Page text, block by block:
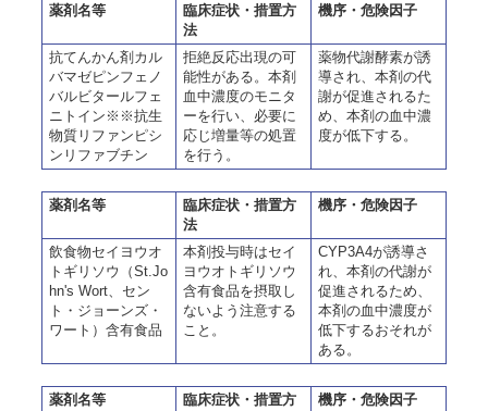
薬剤名等
臨床症状・措置方
法
機序・危険因子
抗てんかん剤カル
バマゼピンフェノ
バルビタールフェ
ニトイン※※抗生
物質リファンピシ
ンリファブチン
拒絶反応出現の可
能性がある。本剤
血中濃度のモニタ
ーを行い、必要に
応じ増量等の処置
を行う。
薬物代謝酵素が誘
導され、本剤の代
謝が促進されるた
め、本剤の血中濃
度が低下する。
薬剤名等
臨床症状・措置方
法
機序・危険因子
飲食物セイヨウオ
トギリソウ（St.Jo
hn's Wort、セン
ト・ジョーンズ・
ワート）含有食品
本剤投与時はセイ
ヨウオトギリソウ
含有食品を摂取し
ないよう注意する
こと。
CYP3A4が誘導さ
れ、本剤の代謝が
促進されるため、
本剤の血中濃度が
低下するおそれが
ある。
薬剤名等
臨床症状・措置方
機序・危険因子